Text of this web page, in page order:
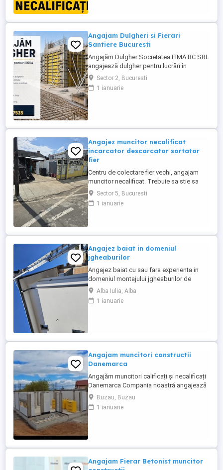
cunoștințe de bază ...
Angajam Dulgheri si Fierari
Santiere Bucuresti
Angajăm Dulgher Societatea FIMA BC SRL
angajează dulgher pentru lucrări în
domeniul construcțiilor. Cerințe: *
Experiență în lucrări de dulgherie
constituie avantaj; * Seriozitate și
Sector 2, Bucuresti
1 ianuarie
Angajez muncitor necalificat
incarcator descarcator sortator
fier
Centru de colectare fier vechi, angajam
muncitor necalificat. Trebuie sa stie sa
taie cu flexul, sa cunoasca materialele
neferoase Cupru, Alama, Aluminiu, Zamac,
program lucru 09-18.30. Zona Pucheni -
Contact
Sector 5, Bucuresti
1 ianuarie
Angajez baiat in domeniul
jgheaburilor
Angajez baiat cu sau fara experienta in
domeniul montajului jgheaburilor de
aluminiu.Se lucrează la inaltime!!!! Salariul
incepe de la 5000 ron plus bonusuri.
Alba Iulia, Alba
1 ianuarie
Angajam muncitori constructii
Danemarca
Angajăm muncitori calificați și necalificați
Danemarca Compania noastră angajează
muncitori calificați și necalificați pentru
construcții în Danemarca. Oferim: * Salariu
atractiv, plătit la timp. * Cazare * Contract
Buzau, Buzau
1 ianuarie
Angajam Fierar Betonist muncitor